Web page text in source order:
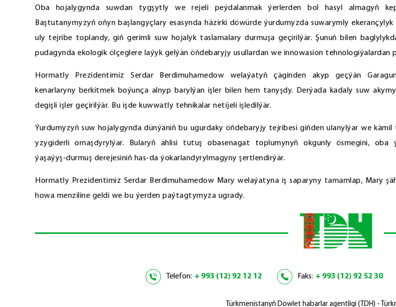
Oba hojalygynda suwdan tygşytly we rejeli peýdalanmak ýerlerden bol hasyl almagyň
Baştutanymyzyň oňyn başlangyçlary esasynda häzirki döwürde ýurdumyzda suwarymly
uly tejribe toplandy, giň gerimli suw hojalyk taslamalary durmuşa geçirilýär. Şunuň bilen
pudagynda ekologik ölçeglere laýyk gelýän öňdebaryjy usullardan we innowasion tehnologiýalardan
Hormatly Prezidentimiz Serdar Berdimuhamedow welaýatyň çäginden akyp geçýän
kenarlaryny berkitmek boýunça alnyp barylýan işler bilen hem tanyşdy. Derýada kadaly suw
degişli işler geçirilýär. Bu işde kuwwatly tehnikalar netijeli işledilýär.
Ýurdumyzyň suw hojalygynda dünýäniň bu ugurdaky öňdebaryjy tejribesi giňden ulanylýar we kämil
yzygiderli ornaşdyrylýar. Bularyň ählisi tutuş obasenagat toplumynyň okgunly ösmegini, oba
ýaşaýyş-durmuş derejesiniň has-da ýokarlandyrylmagyny şertlendirýär.
Hormatly Prezidentimiz Serdar Berdimuhamedow Mary welaýatyna iş saparyny tamamlap, Mary
howa menziline geldi we bu ýerden paýtagtymyza ugrady.
Telefon: + 993 (12) 92 12 12 Faks: + 993 (12) 92 52 30
Türkmenistanyň Döwlet habarlar agentligi (TDH) -